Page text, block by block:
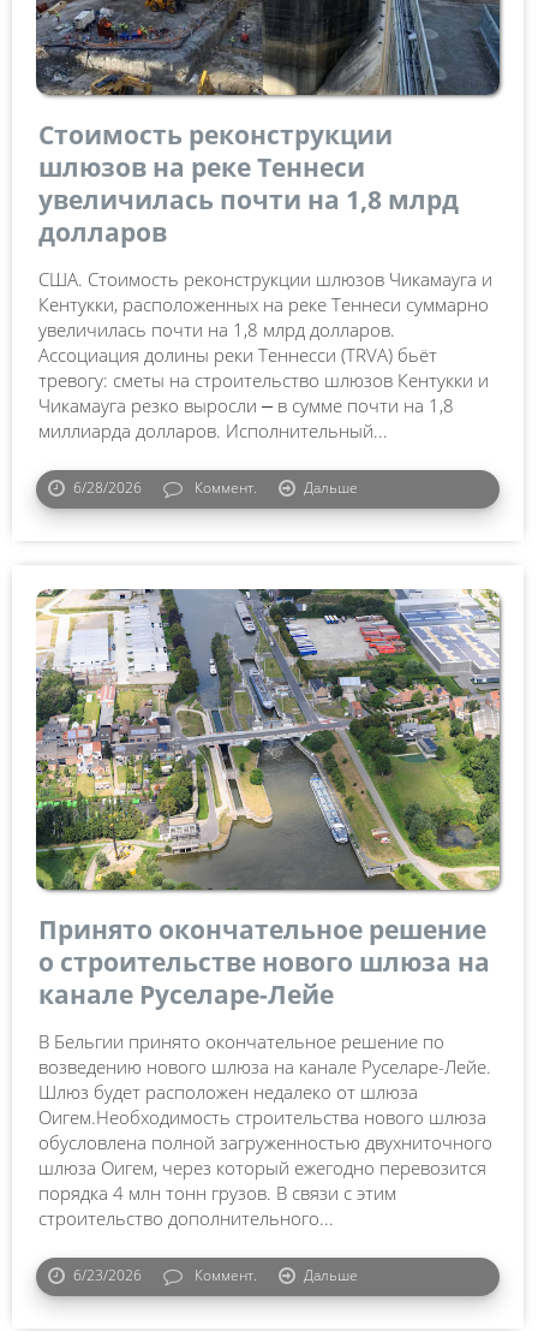
Стоимость реконструкции
шлюзов на реке Теннеси
увеличилась почти на 1,8 млрд
долларов
США. Стоимость реконструкции шлюзов Чикамауга и
Кентукки, расположенных на реке Теннеси суммарно
увеличилась почти на 1,8 млрд долларов.
Ассоциация долины реки Теннесси (TRVA) бьёт
тревогу: сметы на строительство шлюзов Кентукки и
Чикамауга резко выросли ⎼ в сумме почти на 1,8
миллиарда долларов. Исполнительный...
6/28/2026 Коммент. Дальше
Принято окончательное решение
о строительстве нового шлюза на
канале Руселаре-Лейе
В Бельгии принято окончательное решение по
возведению нового шлюза на канале Руселаре-Лейе.
Шлюз будет расположен недалеко от шлюза
Оигем.Необходимость строительства нового шлюза
обусловлена полной загруженностью двухниточного
шлюза Оигем, через который ежегодно перевозится
порядка 4 млн тонн грузов. В связи с этим
строительство дополнительного...
6/23/2026 Коммент. Дальше